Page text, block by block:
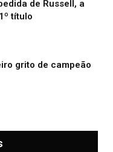
de Russell, a
título
grito de campeão